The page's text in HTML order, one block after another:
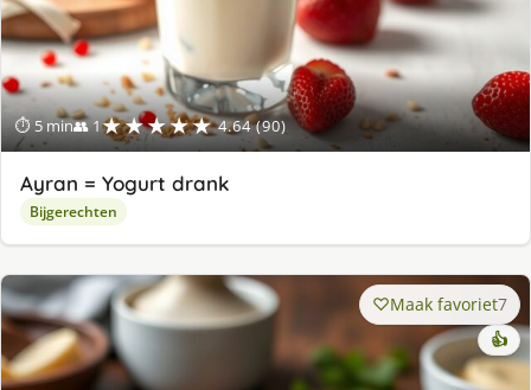
⏱ 5 min👥 1★★★★★ 4.64 (90)
Ayran = Yogurt drank
Bijgerechten
Maak favoriet7
👍